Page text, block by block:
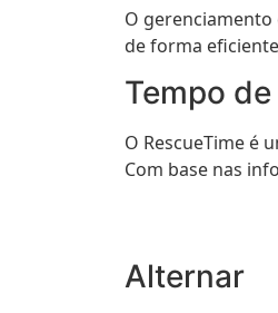
O
de forma
Tempo
O RescueTime é
Com base nas
Alternar